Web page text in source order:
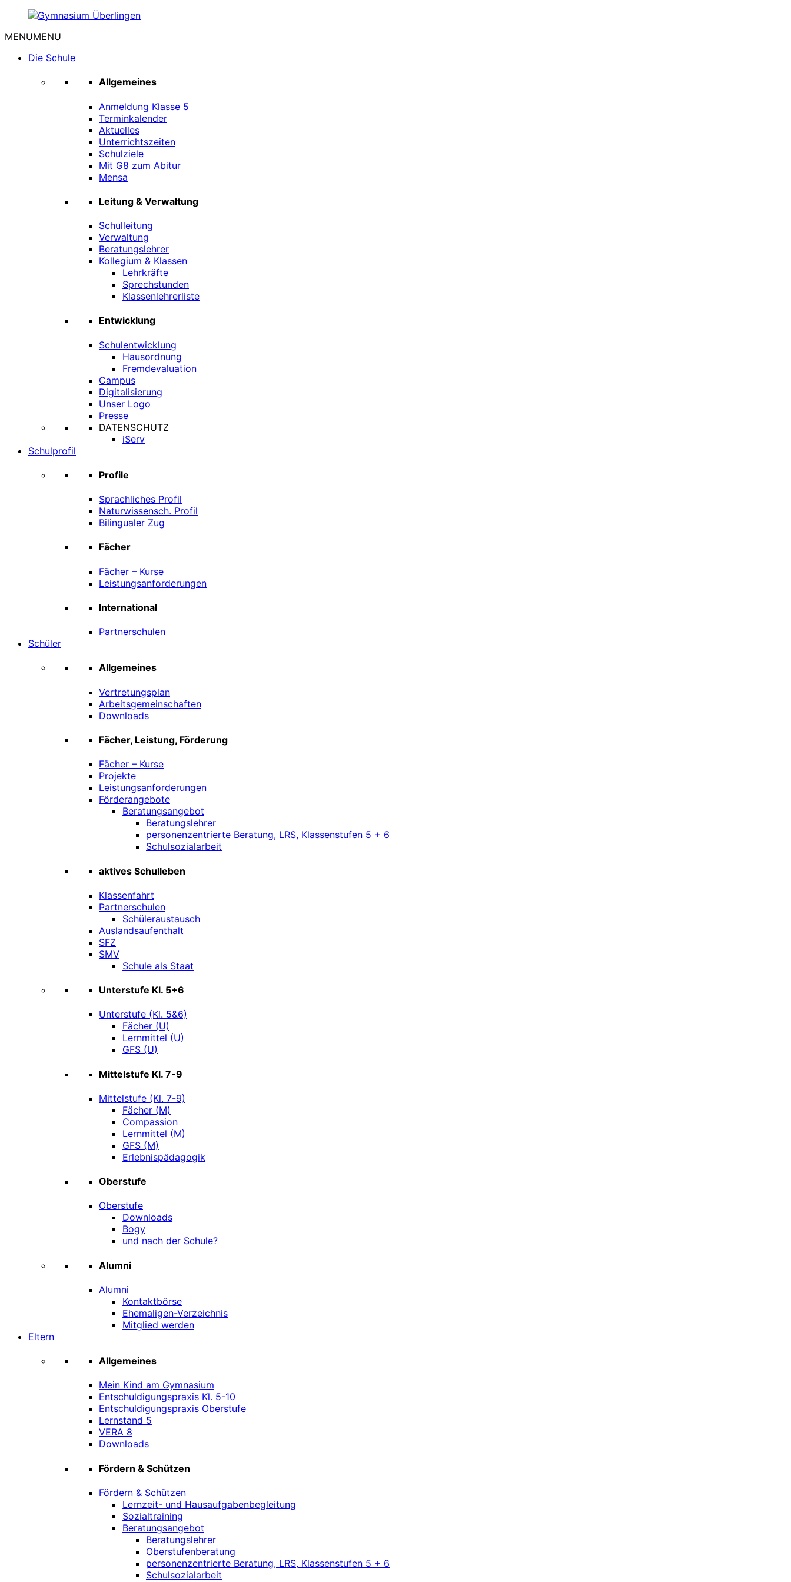
springen
Überlingen
MENUMENU
Die Schule
Allgemeines
Anmeldung Klasse 5
Terminkalender
Aktuelles
Unterrichtszeiten
Schulziele
Mit G8 zum Abitur
Mensa
Leitung & Verwaltung
Schulleitung
Verwaltung
Beratungslehrer
Kollegium & Klassen
Lehrkräfte
Sprechstunden
Klassenlehrerliste
Entwicklung
Schulentwicklung
Hausordnung
Fremdevaluation
Campus
Digitalisierung
Unser Logo
Presse
DATENSCHUTZ
iServ
Schulprofil
Profile
Sprachliches Profil
Naturwissensch. Profil
Bilingualer Zug
Fächer
Fächer – Kurse
Leistungsanforderungen
International
Partnerschulen
Schüler
Allgemeines
Vertretungsplan
Arbeitsgemeinschaften
Downloads
Fächer, Leistung, Förderung
Fächer – Kurse
Projekte
Leistungsanforderungen
Förderangebote
Beratungsangebot
Beratungslehrer
personenzentrierte Beratung, LRS, Klassenstufen 5 + 6
Schulsozialarbeit
aktives Schulleben
Klassenfahrt
Partnerschulen
Schüleraustausch
Auslandsaufenthalt
SFZ
SMV
Schule als Staat
Unterstufe Kl. 5+6
Unterstufe (Kl. 5&6)
Fächer (U)
Lernmittel (U)
GFS (U)
Mittelstufe Kl. 7-9
Mittelstufe (Kl. 7-9)
Fächer (M)
Compassion
Lernmittel (M)
GFS (M)
Erlebnispädagogik
Oberstufe
Oberstufe
Downloads
Bogy
und nach der Schule?
Alumni
Alumni
Kontaktbörse
Ehemaligen-Verzeichnis
Mitglied werden
Eltern
Allgemeines
Mein Kind am Gymnasium
Entschuldigungspraxis Kl. 5-10
Entschuldigungspraxis Oberstufe
Lernstand 5
VERA 8
Downloads
Fördern & Schützen
Fördern & Schützen
Lernzeit- und Hausaufgabenbegleitung
Sozialtraining
Beratungsangebot
Beratungslehrer
Oberstufenberatung
personenzentrierte Beratung, LRS, Klassenstufen 5 + 6
Schulsozialarbeit